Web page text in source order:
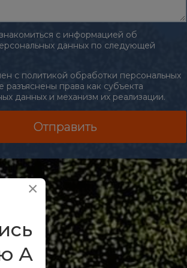
с информацией об
данных по следующей
на обработку
с политикой обработки персональных
разъяснены права как субъекта
данных и механизм их реализации.
Отправить
×
А